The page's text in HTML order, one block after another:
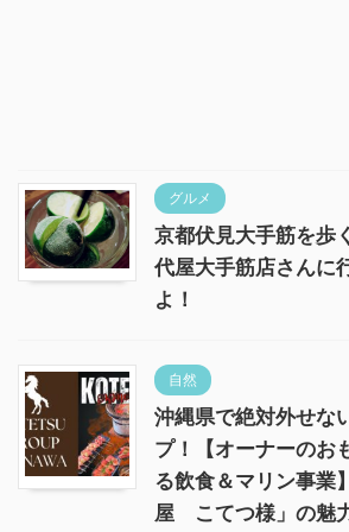
グルメ
京都伏見大手筋を歩
代屋大手筋店さんに
よ！
自然
沖縄県で絶対外せな
プ！【オーナーのお
る飲食＆マリン事
屋 こてつ様」の魅